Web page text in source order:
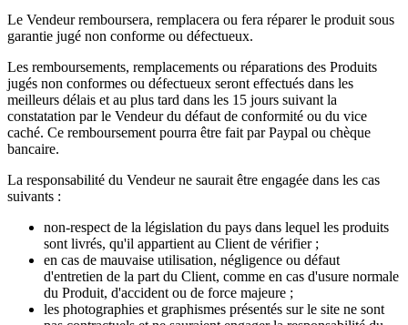
Le Vendeur remboursera, remplacera ou fera réparer le produit sous
garantie jugé non conforme ou défectueux.
Les remboursements, remplacements ou réparations des Produits
jugés non conformes ou défectueux seront effectués dans les
meilleurs délais et au plus tard dans les 15 jours suivant la
constatation par le Vendeur du défaut de conformité ou du vice
caché. Ce remboursement pourra être fait par Paypal ou chèque
bancaire.
La responsabilité du Vendeur ne saurait être engagée dans les cas
suivants :
non-respect de la législation du pays dans lequel les produits
sont livrés, qu'il appartient au Client de vérifier ;
en cas de mauvaise utilisation, négligence ou défaut
d'entretien de la part du Client, comme en cas d'usure normale
du Produit, d'accident ou de force majeure ;
les photographies et graphismes présentés sur le site ne sont